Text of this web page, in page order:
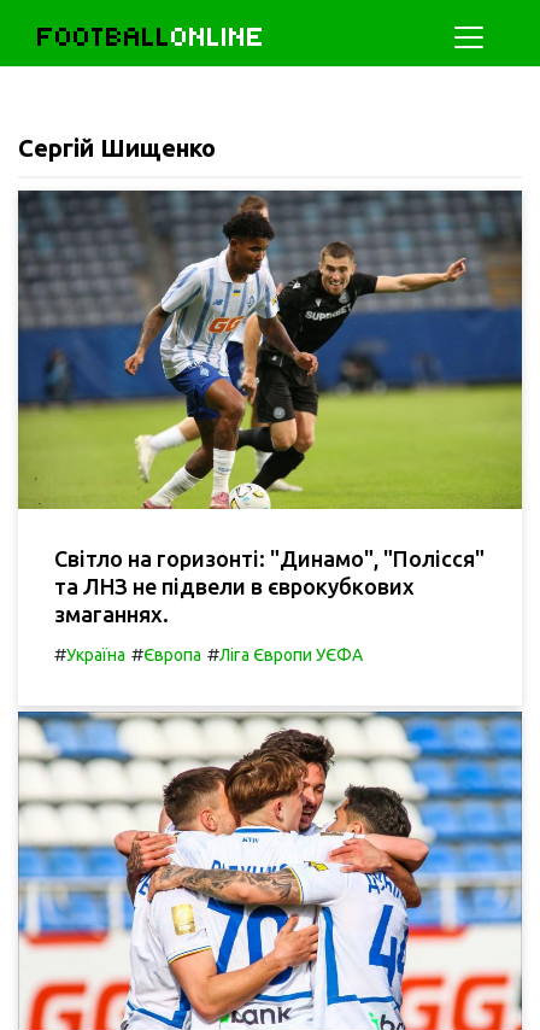
FOOTBALLONLINE
Сергій Шищенко
Світло на горизонті: "Динамо", "Полісся"
та ЛНЗ не підвели в єврокубкових
змаганнях.
#Україна #Європа #Ліга Європи УЄФА